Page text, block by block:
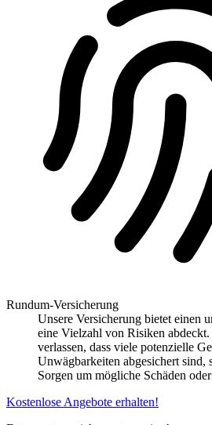
Rundum-Versicherung
Unsere Versicherung bietet einen
eine Vielzahl von Risiken
verlassen, dass viele potenzielle
Unwägbarkeiten abgesichert sind,
Sorgen um mögliche Schäden
Kostenlose Angebote erhalten!